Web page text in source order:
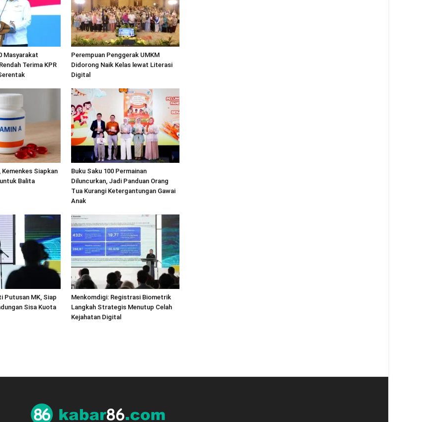
Masyarakat
Terima KPR
Perempuan Penggerak UMKM
Didorong Naik Kelas lewat Literasi
Digital
Siapkan
Balita
Buku Saku 100 Permainan
Diluncurkan, Jadi Panduan Orang
Tua Kurangi Ketergantungan Gawai
Anak
Putusan MK, Siap
Sisa Kuota
Menkomdigi: Registrasi Biometrik
Langkah Strategis Menutup Celah
Kejahatan Digital